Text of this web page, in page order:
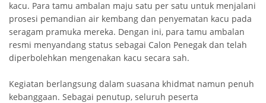
kacu. Para tamu ambalan maju satu per satu untuk menjalani
prosesi pemandian air kembang dan penyematan kacu pada
seragam pramuka mereka. Dengan ini, para tamu ambalan
resmi menyandang status sebagai Calon Penegak dan telah
diperbolehkan mengenakan kacu secara sah.
Kegiatan berlangsung dalam suasana khidmat namun penuh
kebanggaan. Sebagai penutup, seluruh peserta